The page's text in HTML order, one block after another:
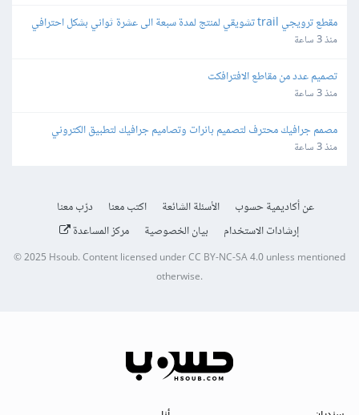
مقطع ترويجي trail تشويقي لمنتج لمدة سبعة الى عشرة ثواني بشكل احترافي
منذ 3 ساعة
تصميم عدد من مقاطع الافترافكت
منذ 3 ساعة
مصمم جرافيك محترف لتصميم بانرات وتصاميم جرافيك لتطبيق الكتروني
منذ 3 ساعة
عن أكاديمية حسوب الأسئلة الشائعة اكتب معنا
درّب معنا
إرشادات الاستخدام
بيان الخصوصية مركز المساعدة
© 2025 Hsoub.Content licensed underCC BY-NC-SA 4.0unless mentioned
otherwise.